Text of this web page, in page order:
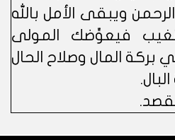
ويبقى الأمل بالله
فيعوِّضك المولى
بركة المال وصلاح الحال